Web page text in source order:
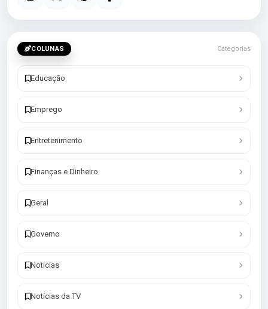
COLUNAS Categorias
Educação
Emprego
Entretenimento
Finanças e Dinheiro
Geral
Governo
Notícias
Notícias da TV